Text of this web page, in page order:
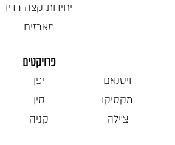
יחידות קצה רדיו
מארזים
פרויקטים
ויטנאם יפן
מקסיקו
סין
צ'ילה
קניה